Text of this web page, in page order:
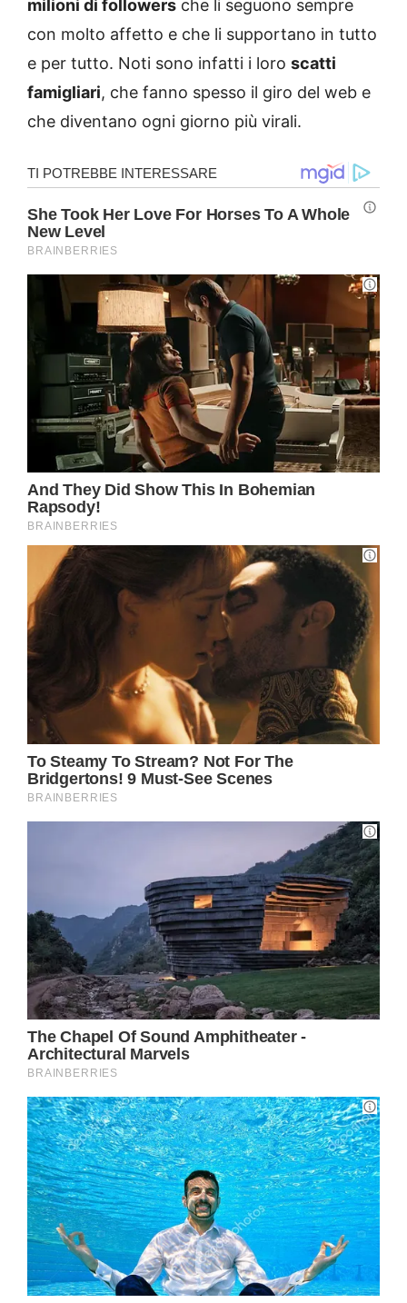
milioni di followers che li seguono sempre
con molto affetto e che li supportano in tutto
e per tutto. Noti sono infatti i loro scatti
famigliari, che fanno spesso il giro del web e
che diventano ogni giorno più virali.